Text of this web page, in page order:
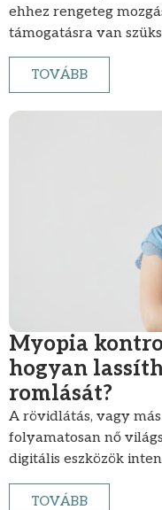
ehhez rengeteg
támogatásra van
TOVÁBB
Myopia
hogyan
romlását?
A rövidlátás, vagy
folyamatosan nő
digitális eszközök
TOVÁBB